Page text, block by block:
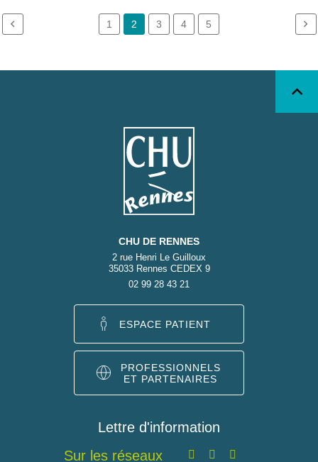
1 2 3 4 5
CHU DE RENNES
2 rue Henri Le Guilloux
35033 Rennes CEDEX 9
02 99 28 43 21
ESPACE PATIENT
PROFESSIONNELS
ET PARTENAIRES
Lettre d'information
Sur les réseaux